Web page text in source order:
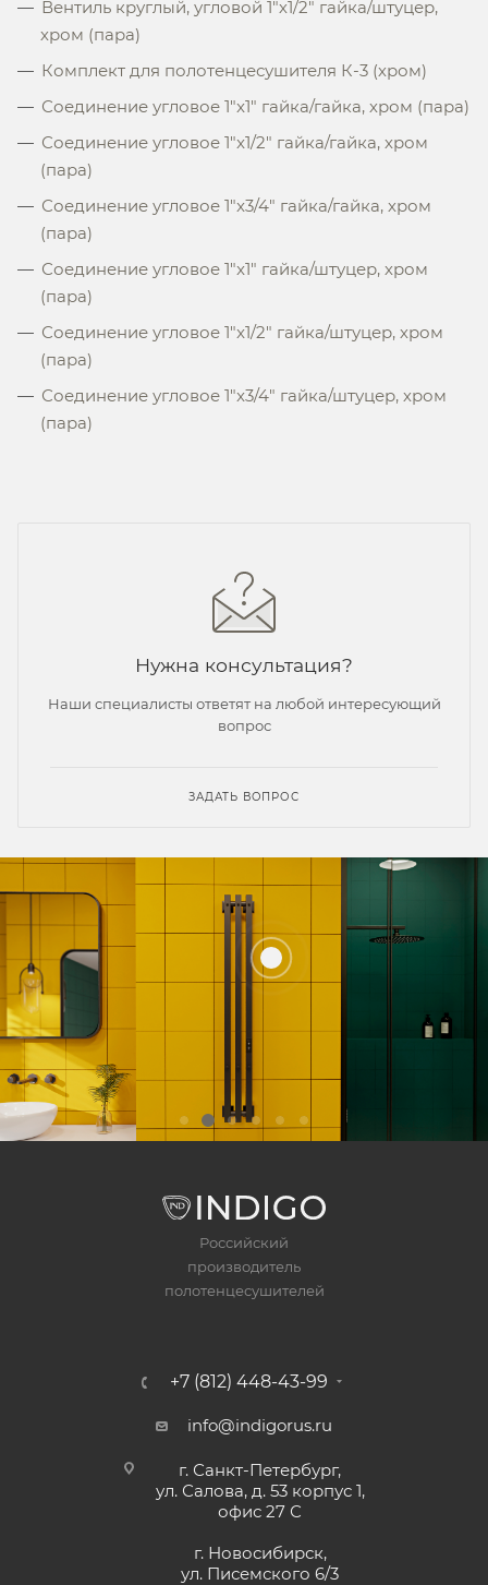
Вентиль круглый, угловой 1"х1/2" гайка/штуцер,
хром (пара)
Комплект для полотенцесушителя К-3 (хром)
Соединение угловое 1"x1" гайка/гайка, хром (пара)
Соединение угловое 1"x1/2" гайка/гайка, хром
(пара)
Соединение угловое 1"x3/4" гайка/гайка, хром
(пара)
Соединение угловое 1"x1" гайка/штуцер, хром
(пара)
Соединение угловое 1"x1/2" гайка/штуцер, хром
(пара)
Соединение угловое 1"x3/4" гайка/штуцер, хром
(пара)
Нужна консультация?
Наши специалисты ответят на любой интересующий
вопрос
ЗАДАТЬ ВОПРОС
Российский
производитель
полотенцесушителей
+7 (812) 448-43-99
info@indigorus.ru
г. Санкт-Петербург,
ул. Салова, д. 53 корпус 1,
офис 27 С
г. Новосибирск,
ул. Писемского 6/3